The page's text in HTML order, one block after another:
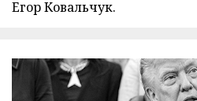
Егор Ковальчук.